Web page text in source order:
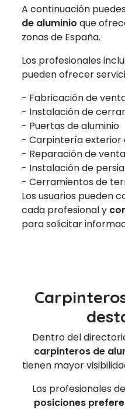
A continuación
de aluminio que
zonas de España.
Los profesionales
pueden ofrecer
- Fabricación de
- Instalación de
- Puertas de aluminio
- Carpintería exterior
- Reparación de
- Instalación de
- Cerramientos de
Los usuarios pueden
cada profesional y
para solicitar
Dentro del
carpinteros de
tienen mayor
Los profesionales
posiciones